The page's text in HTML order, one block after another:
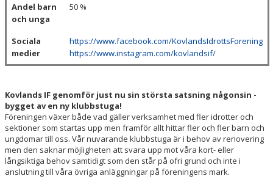
Andel barn
och unga
50 %
Sociala
medier
https://www.facebook.com/KovlandsIdrottsForening
https://www.instagram.com/kovlandsif/
Kovlands IF genomför just nu sin största satsning någonsin -
bygget av en ny klubbstuga!
Föreningen växer både vad gäller verksamhet med fler idrotter och
sektioner som startas upp men framför allt hittar fler och fler barn och
ungdomar till oss. Vår nuvarande klubbstuga är i behov av renovering
men den saknar möjligheten att svara upp mot våra kort- eller
långsiktiga behov samtidigt som den står på ofri grund och inte i
anslutning till våra övriga anläggningar på föreningens mark.